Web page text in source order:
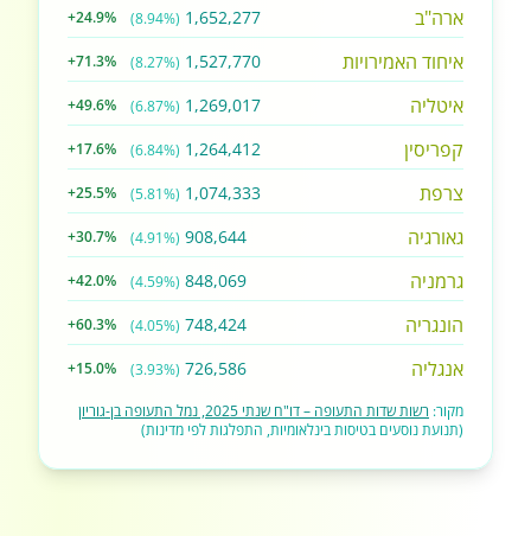
ארה"ב 1,652,277
(8.94%)
+24.9%
איחוד האמירויות 1,527,770
(8.27%)
+71.3%
איטליה 1,269,017
(6.87%)
+49.6%
קפריסין 1,264,412
(6.84%)
+17.6%
צרפת 1,074,333
(5.81%)
+25.5%
גאורגיה 908,644
(4.91%)
+30.7%
גרמניה 848,069
(4.59%)
+42.0%
הונגריה 748,424
(4.05%)
+60.3%
אנגליה 726,586
(3.93%)
+15.0%
מקור: רשות שדות התעופה – דו"ח שנתי 2025, נמל התעופה בן-גוריון
(תנועת נוסעים בטיסות בינלאומיות, התפלגות לפי מדינות)